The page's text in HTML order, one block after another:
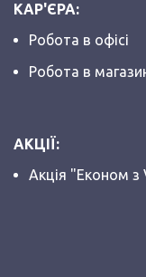
КАР'ЄРА:
Робота в офісі
Робота в
АКЦІЇ:
Акція "Економ з